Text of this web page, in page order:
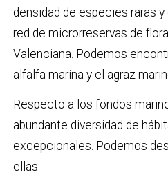
densidad de especies raras
red de microrreservas de
Valenciana. Podemos
alfalfa marina y el agraz
Respecto a los fondos
abundante diversidad de
excepcionales. Podemos
ellas: